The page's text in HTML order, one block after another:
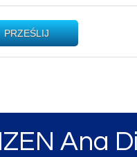
PRZEŚLIJ
Ana